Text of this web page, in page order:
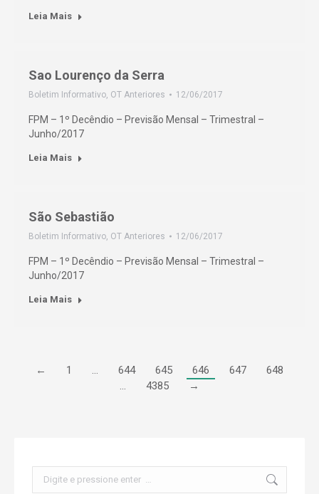
Leia Mais
Sao Lourenço da Serra
Boletim Informativo, OT Anteriores 12/06/2017
FPM – 1º Decêndio – Previsão Mensal – Trimestral –
Junho/2017
Leia Mais
São Sebastião
Boletim Informativo, OT Anteriores 12/06/2017
FPM – 1º Decêndio – Previsão Mensal – Trimestral –
Junho/2017
Leia Mais
← 1 … 644 645 646 647
648
…
4385 →